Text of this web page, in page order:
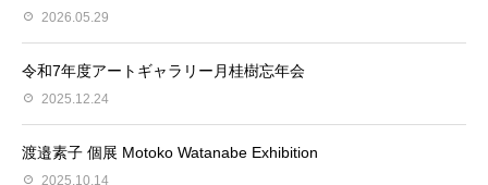
2026.05.29
令和7年度アートギャラリー月桂樹忘年会
2025.12.24
渡邉素子 個展 Motoko Watanabe Exhibition
2025.10.14